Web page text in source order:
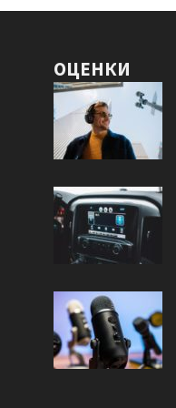
ОЦЕНКИ